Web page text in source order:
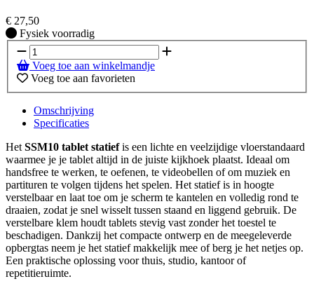
€ 27,50
Fysiek voorradig
Fysiek voorradig
Voeg toe aan winkelmandje
Voeg toe aan favorieten
Omschrijving
Specificaties
HetSSM10 tablet statiefis een lichte en veelzijdige vloerstandaard
waarmee je je tablet altijd in de juiste kijkhoek plaatst. Ideaal om
handsfree te werken, te oefenen, te videobellen of om muziek en
partituren te volgen tijdens het spelen. Het statief is in hoogte
verstelbaar en laat toe om je scherm te kantelen en volledig rond te
draaien, zodat je snel wisselt tussen staand en liggend gebruik. De
verstelbare klem houdt tablets stevig vast zonder het toestel te
beschadigen. Dankzij het compacte ontwerp en de meegeleverde
opbergtas neem je het statief makkelijk mee of berg je het netjes op.
Een praktische oplossing voor thuis, studio, kantoor of
repetitieruimte.